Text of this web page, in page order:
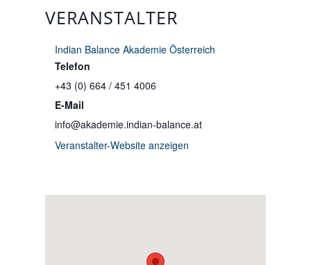
VERANSTALTER
Indian Balance Akademie Österreich
Telefon
+43 (0) 664 / 451 4006
E-Mail
info@akademie.indian-balance.at
Veranstalter-Website anzeigen